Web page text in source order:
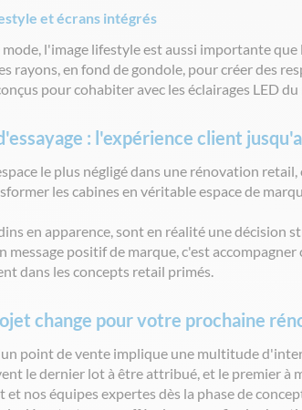
et écrans intégrés
mode, l'image lifestyle est aussi importante
rayons, en fond de gondole, pour créer des
pour cohabiter avec les éclairages LED
: l'expérience client
le plus négligé dans une rénovation
les cabines en véritable espace de
en apparence, sont en réalité une décision
message positif de marque, c'est
dans les concepts retail primés.
change pour votre prochaine
point de vente implique une multitude
le dernier lot à être attribué, et le premier à
nos équipes expertes dès la phase de